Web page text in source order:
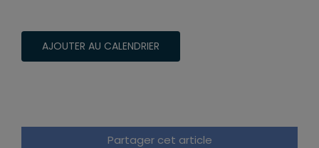
AJOUTER AU CALENDRIER
Partager cet article